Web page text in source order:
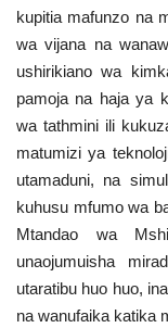
kupitia mafunzo na
wa vijana na
ushirikiano wa
pamoja na haja ya
wa tathmini ili
matumizi ya
utamaduni, na
kuhusu mfumo wa
Mtandao wa
unaojumuisha
utaratibu huo huo,
na wanufaika katika